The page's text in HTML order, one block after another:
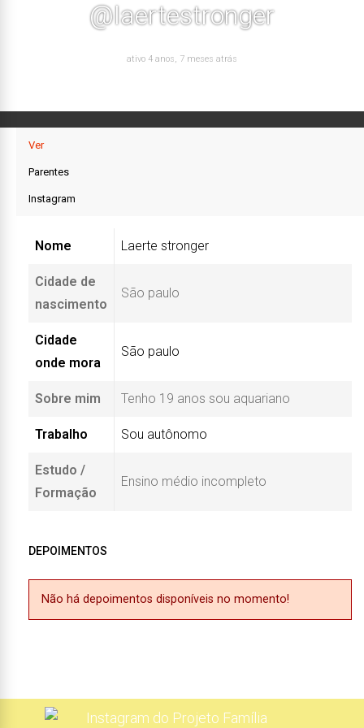
@laertestronger
ativo 4 anos, 7 meses atrás
Ver
Parentes
Instagram
Nome Laerte stronger
Cidade de
nascimento
São paulo
Cidade
onde mora
São paulo
Sobre mim Tenho 19 anos sou aquariano
Trabalho Sou autônomo
Estudo /
Formação
Ensino médio incompleto
DEPOIMENTOS
Não há depoimentos disponíveis no momento!